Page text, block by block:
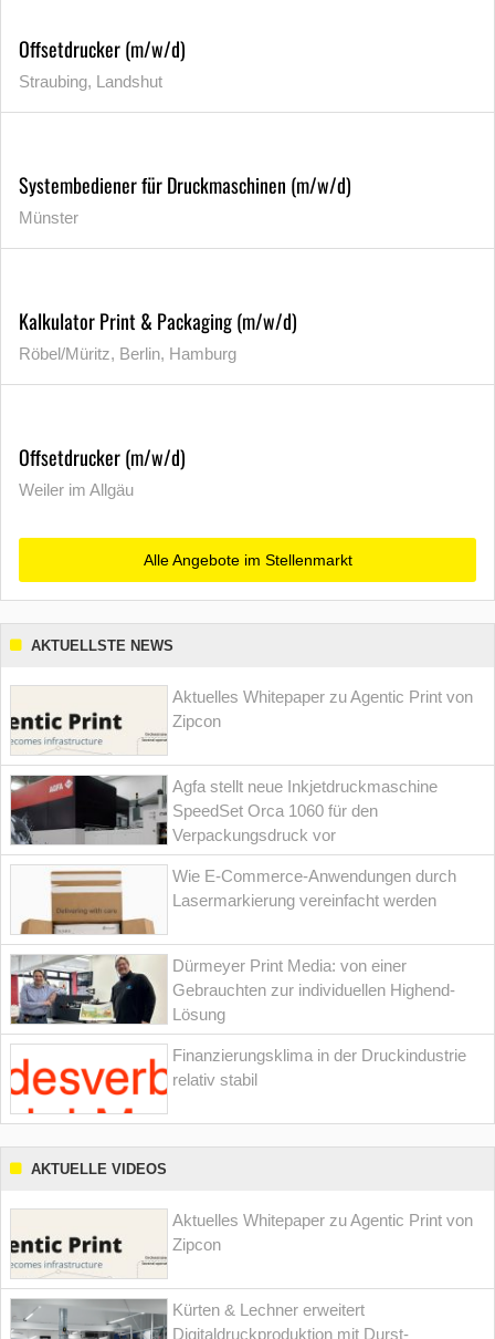
Offsetdrucker (m/w/d)
Straubing, Landshut
Systembediener für Druckmaschinen (m/w/d)
Münster
Kalkulator Print & Packaging (m/w/d)
Röbel/Müritz, Berlin, Hamburg
Offsetdrucker (m/w/d)
Weiler im Allgäu
Alle Angebote im Stellenmarkt
AKTUELLSTE NEWS
Aktuelles Whitepaper zu Agentic Print von
Zipcon
Agfa stellt neue Inkjetdruckmaschine
SpeedSet Orca 1060 für den
Verpackungsdruck vor
Wie E-Commerce-Anwendungen durch
Lasermarkierung vereinfacht werden
Dürmeyer Print Media: von einer
Gebrauchten zur individuellen Highend-
Lösung
Finanzierungsklima in der Druckindustrie
relativ stabil
AKTUELLE VIDEOS
Aktuelles Whitepaper zu Agentic Print von
Zipcon
Kürten & Lechner erweitert
Digitaldruckproduktion mit Durst-